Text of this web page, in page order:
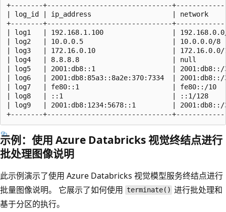
+--------+-------------------------------
| log_id | ip_address                    | network
+--------+-------------------------------
| log1   | 192.168.1.100                 |
| log2   | 10.0.0.5                      |
| log3   | 172.16.0.10                   |
| log4   | 8.8.8.8                       | null
| log5   | 2001:db8::1                   |
| log6   | 2001:db8:85a3::8a2e:370:7334  |
| log7   | fe80::1                       | fe80::/
| log8   | ::1                           | ::1/128
| log9   | 2001:db8:1234:5678::1         |
示例：使用 Azure Databricks 视觉终结点进行
批处理图像说明
此示例演示了使用 Azure Databricks 视觉模型服务终结点进行
批量图像说明。 它展示了如何使用 terminate() 进行批处理和
基于分区的执行。